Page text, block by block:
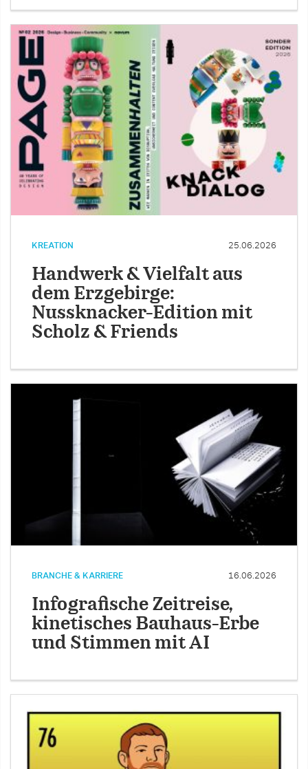
KREATION 25.06.2026
Handwerk & Vielfalt aus
dem Erzgebirge:
Nussknacker-Edition mit
Scholz & Friends
BRANCHE & KARRIERE 16.06.2026
Infografische Zeitreise,
kinetisches Bauhaus-Erbe
und Stimmen mit AI